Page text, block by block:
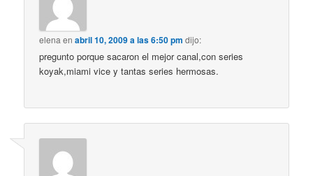
elena enabril 10, 2009 a las 6:50 pm dijo:
pregunto porque sacaron el mejor canal,con series
koyak,miami vice y tantas series hermosas.